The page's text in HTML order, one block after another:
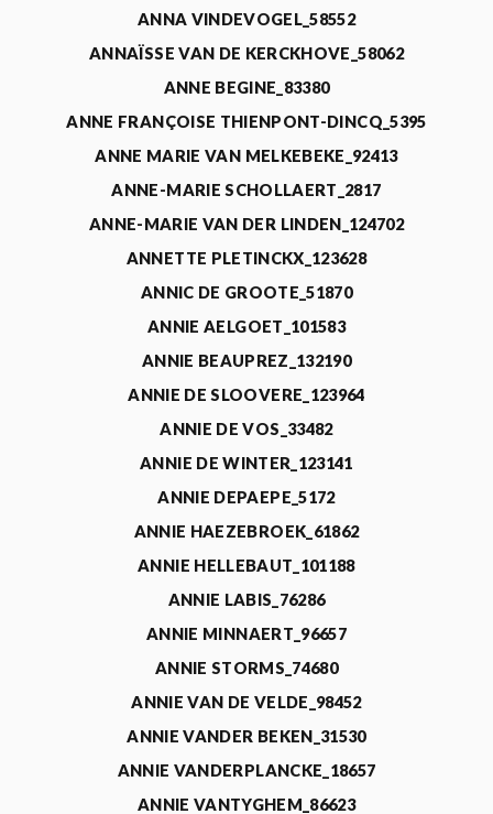
ANNA VINDEVOGEL_58552
ANNAÏSSE VAN DE KERCKHOVE_58062
ANNE BEGINE_83380
ANNE FRANÇOISE THIENPONT-DINCQ_5395
ANNE MARIE VAN MELKEBEKE_92413
ANNE-MARIE SCHOLLAERT_2817
ANNE-MARIE VAN DER LINDEN_124702
ANNETTE PLETINCKX_123628
ANNIC DE GROOTE_51870
ANNIE AELGOET_101583
ANNIE BEAUPREZ_132190
ANNIE DE SLOOVERE_123964
ANNIE DE VOS_33482
ANNIE DE WINTER_123141
ANNIE DEPAEPE_5172
ANNIE HAEZEBROEK_61862
ANNIE HELLEBAUT_101188
ANNIE LABIS_76286
ANNIE MINNAERT_96657
ANNIE STORMS_74680
ANNIE VAN DE VELDE_98452
ANNIE VANDER BEKEN_31530
ANNIE VANDERPLANCKE_18657
ANNIE VANTYGHEM_86623